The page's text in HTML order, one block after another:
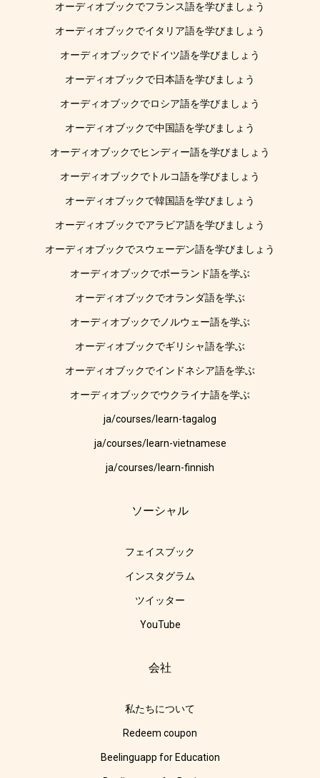
オーディオブックでフランス語を学びましょう
オーディオブックでイタリア語を学びましょう
オーディオブックでドイツ語を学びましょう
オーディオブックで日本語を学びましょう
オーディオブックでロシア語を学びましょう
オーディオブックで中国語を学びましょう
オーディオブックでヒンディー語を学びましょう
オーディオブックでトルコ語を学びましょう
オーディオブックで韓国語を学びましょう
オーディオブックでアラビア語を学びましょう
オーディオブックでスウェーデン語を学びましょう
オーディオブックでポーランド語を学ぶ
オーディオブックでオランダ語を学ぶ
オーディオブックでノルウェー語を学ぶ
オーディオブックでギリシャ語を学ぶ
オーディオブックでインドネシア語を学ぶ
オーディオブックでウクライナ語を学ぶ
ja/courses/learn-tagalog
ja/courses/learn-vietnamese
ja/courses/learn-finnish
ソーシャル
フェイスブック
インスタグラム
ツイッター
YouTube
会社
私たちについて
Redeem coupon
Beelinguapp for Education